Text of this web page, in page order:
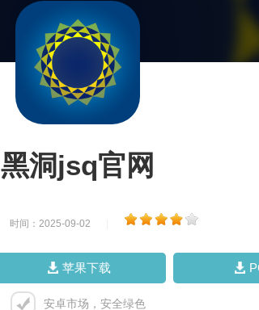
黑洞jsq官网
时间：2025-09-02
苹果下载
安卓市场，安全绿色